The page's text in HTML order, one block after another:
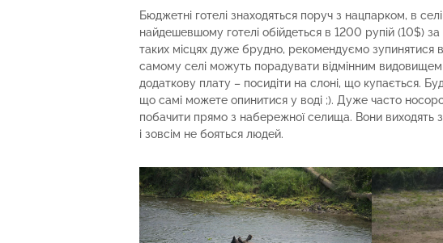
Бюджетні готелі знаходяться поруч з нацпарком, в
найдешевшому готелі обійдеться в 1200 рупій (10$)
таких місцях дуже брудно, рекомендуємо зупинятися
самому селі можуть порадувати відмінним видовищем
додаткову плату – посидіти на слоні, що купається.
що самі можете опинитися у воді ;). Дуже часто
побачити прямо з набережної селища. Вони виходять з
і зовсім не бояться людей.